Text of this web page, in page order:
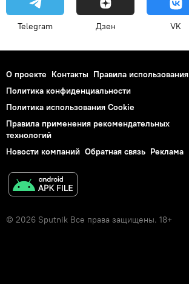
Telegram Дзен VK
О проекте Контакты Правила использования
Политика конфиденциальности
Политика использования Cookie
Правила применения рекомендательных
технологий
Новости компаний Обратная связь Реклама
© 2026 Sputnik Все права защищены. 18+